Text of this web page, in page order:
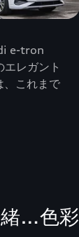
e-tron
レガント
、これまで
…色